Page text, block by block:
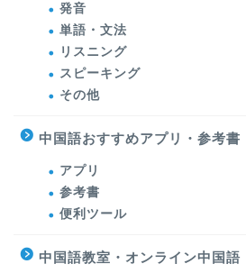
発音
単語・文法
リスニング
スピーキング
その他
中国語おすすめアプリ・参考書
アプリ
参考書
便利ツール
中国語教室・オンライン中国語